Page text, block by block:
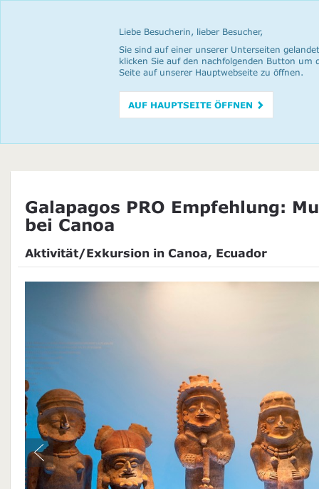
Liebe Besucherin, lieber Besucher,
Sie sind auf einer unserer Unterseiten
klicken Sie auf den nachfolgenden Button um
Seite auf unserer Hauptwebseite zu öffnen.
AUF HAUPTSEITE ÖFFNEN
Galapagos PRO Empfehlung:
bei Canoa
Aktivität/Exkursion in Canoa, Ecuador